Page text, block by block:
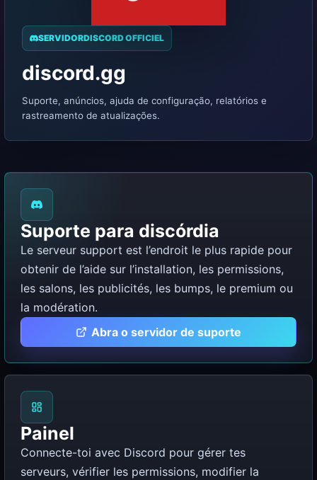
SERVIDORDISCORD OFFICIEL
discord.gg
Suporte, anúncios, ajuda de configuração, relatórios e
rastreamento de atualizações.
Suporte para discórdia
Le serveur support est l’endroit le plus rapide pour
obtenir de l’aide sur l’installation, les permissions,
les salons, les publicités, les bumps, le premium ou
la modération.
Abra o servidor de suporte
Painel
Connecte-toi avec Discord pour gérer tes
serveurs, vérifier les permissions, modifier la